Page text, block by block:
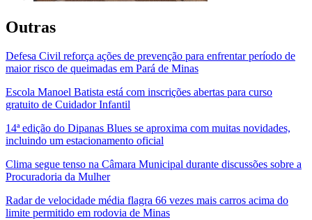
Outras
Defesa Civil reforça ações de prevenção para enfrentar período de
maior risco de queimadas em Pará de Minas
Escola Manoel Batista está com inscrições abertas para curso
gratuito de Cuidador Infantil
14ª edição do Dipanas Blues se aproxima com muitas novidades,
incluindo um estacionamento oficial
Clima segue tenso na Câmara Municipal durante discussões sobre a
Procuradoria da Mulher
Radar de velocidade média flagra 66 vezes mais carros acima do
limite permitido em rodovia de Minas